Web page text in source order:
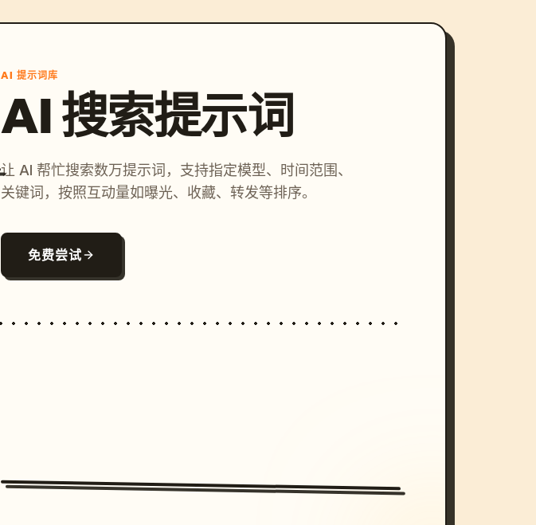
AI 提示词库
AI 搜索提示词
让 AI 帮忙搜索数万提示词，支持指定模型、时间范围、
关键词，按照互动量如曝光、收藏、转发等排序。
免费尝试